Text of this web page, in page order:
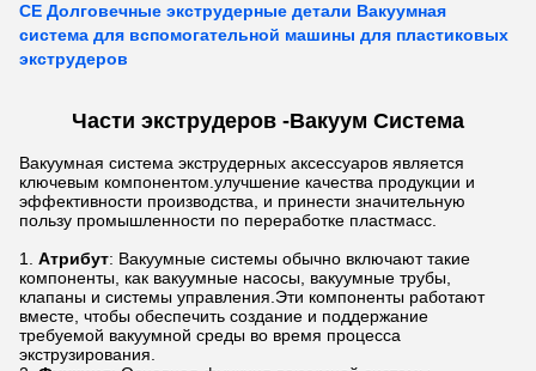
CE Долговечные экструдерные детали Вакуумная
система для вспомогательной машины для пластиковых
экструдеров
Части экструдеров -Вакуум Система
Вакуумная система экструдерных аксессуаров является
ключевым компонентом.улучшение качества продукции и
эффективности производства, и принести значительную
пользу промышленности по переработке пластмасс.
Атрибут: Вакуумные системы обычно включают такие
компоненты, как вакуумные насосы, вакуумные трубы,
клапаны и системы управления.Эти компоненты работают
вместе, чтобы обеспечить создание и поддержание
требуемой вакуумной среды во время процесса
экструзирования.